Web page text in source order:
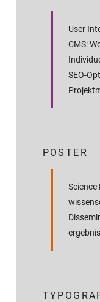
User
CMS:
SEO-
POSTER
Science